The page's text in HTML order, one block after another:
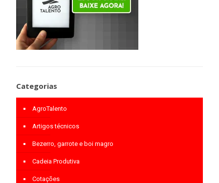
Categorias
AgroTalento
Artigos técnicos
Bezerro, garrote e boi magro
Cadeia Produtiva
Cotações